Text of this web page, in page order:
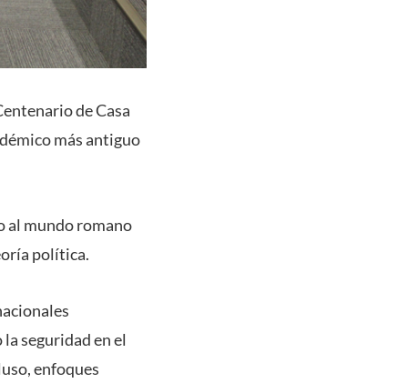
de Casa
más antiguo
al mundo romano
política.
seguridad en el
enfoques